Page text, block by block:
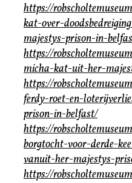
https://
kat-over-
majestys-prison-in-
https://
micha-kat-uit-her-
https://
ferdy-roet-en-
prison-in-belfast/
https://
borgtocht-voor-derde-
vanuit-her-majestys-
https://